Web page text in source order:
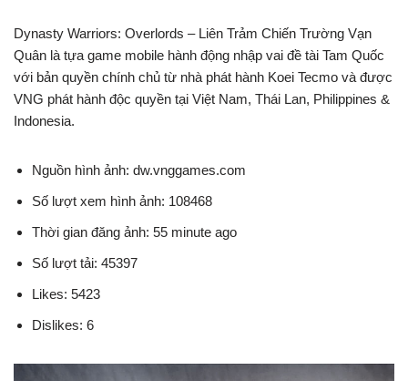
Dynasty Warriors: Overlords – Liên Trảm Chiến Trường Vạn
Quân là tựa game mobile hành động nhập vai đề tài Tam Quốc
với bản quyền chính chủ từ nhà phát hành Koei Tecmo và được
VNG phát hành độc quyền tại Việt Nam, Thái Lan, Philippines &
Indonesia.
Nguồn hình ảnh: dw.vnggames.com
Số lượt xem hình ảnh: 108468
Thời gian đăng ảnh: 55 minute ago
Số lượt tải: 45397
Likes: 5423
Dislikes: 6